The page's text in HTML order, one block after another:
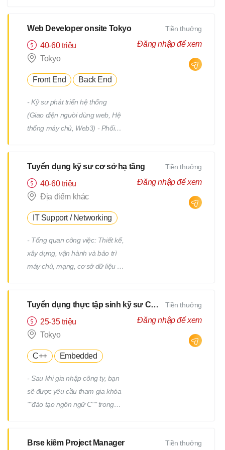
triển Quản lý: Chất lượng
(Quality) Tiến độ (Progress)
Thời hạn (Deadline)
Web Developer onsite Tokyo
40-60 triệu
Tokyo
Front End Back End
- Kỹ sư phát triển hệ thống
(Giao diện người dùng web, Hệ
thống máy chủ, Web3) - Phối
chính hoặc từng địa điểm dự án
(trong phạm vi 23 quận của
Tokyo) *Việc chuyển giao dự án
Tiền thưởng
Đăng nhập để xem
Tuyển dụng kỹ sư cơ sở hạ tầng
40-60 triệu
Địa điểm khác
IT Support / Networking
- Tổng quan công việc: Thiết kế,
xây dựng, vận hành và bảo trì
máy chủ, mạng, cơ sở dữ liệu /
cả các giai đoạn trên và dưới
của quy trình. Chúng tôi sẽ giao
cho bạn các công việc phù hợp
bạn. - Ví dụ về công việc: Thiết
Windows/Linux Tái cấu trúc hạ
tầng liên quan đến việc thay thế
hệ điều hành hoặc phần mềm
Tiền thưởng
Đăng nhập để xem
Tuyển dụng thực tập sinh kỹ sư CNTT
25-35 triệu
Tokyo
C++ Embedded
- Sau khi gia nhập công ty, bạn
sẽ được yêu cầu tham gia khóa
""đào tạo ngôn ngữ C"" trong
yêu cầu tham gia thêm một
Tiền thưởng
Đăng nhập để xem
Brse kiêm Project Manager
Tiền thưởng